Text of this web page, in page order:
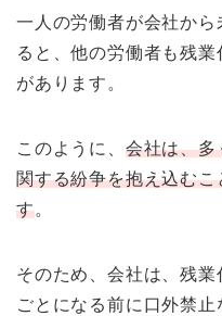
一人の労働者が会社か
ると、他の労働者も残
があります。
このように、 会社は、多
関する紛争を抱え込む
す。
そのため、会社は、残
ごとになる前に口外禁